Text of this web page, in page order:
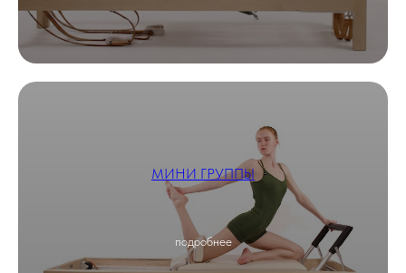
МИНИ ГРУППЫ
подробнее